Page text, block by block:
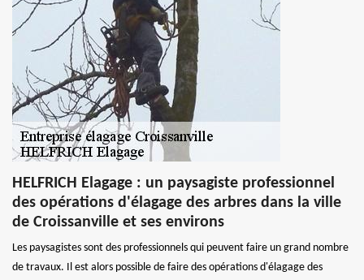
HELFRICH Elagage : un paysagiste professionnel
des opérations d'élagage des arbres dans la ville
de Croissanville et ses environs
Les paysagistes sont des professionnels qui peuvent faire un grand nombre
de travaux. Il est alors possible de faire des opérations d'élagage des